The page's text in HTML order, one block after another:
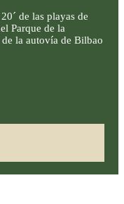
de las playas de
Parque de la
de la autovía de Bilbao